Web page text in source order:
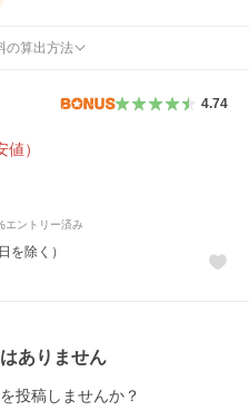
の算出方法
4.74
値）
エントリー済み
を除く）
ありません
投稿しませんか？